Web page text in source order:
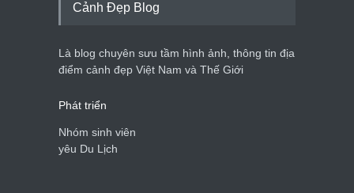
Cảnh Đẹp Blog
Là blog chuyên sưu tầm hình ảnh, thông tin địa
điểm cảnh đẹp Việt Nam và Thế Giới
Phát triển
Nhóm sinh viên
yêu Du Lịch